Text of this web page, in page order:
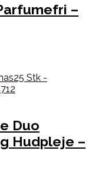
–
Duo
Hudpleje –